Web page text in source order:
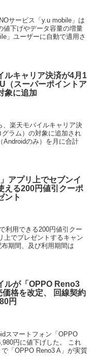
サービス「y.u mobile」は
値下げやデータ容量の増量
」ユーザーに自動で適用さ
ルキャリア決済が4月1
（スーパーポイントア
象に追加
、楽天モバイルキャリア決
ラム）の対象に追加され
Androidのみ）を月に合計
」アプリ上でセブンイ
える200円値引クーポ
ント
利用できる200円値引クー
上でプレゼントするキャン
期間、及び利用期間は
ルが「OPPO Reno3
格を改定、 回線契約
円
スマートフォン「OPPO
円に値下げした。 これ
「OPPO Reno3 A」が実質